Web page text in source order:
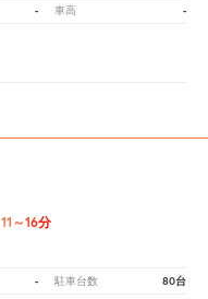
- 車高 -
11～16分
- 駐車台数 80台